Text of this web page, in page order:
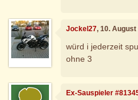
Jockel27, 10.
würd i jederzeit
ohne 3
Ex-Sauspieler